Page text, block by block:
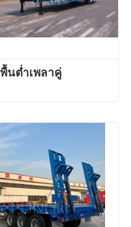
นต่ำเพลาคู่